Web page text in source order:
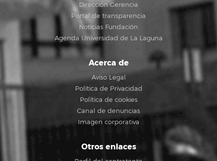
Dirección Gerencia
Portal de transparencia
Noticias Fundación
Agenda Universidad de La Laguna
Acerca de
Aviso Legal
Política de Privacidad
Política de cookies
Canal de denuncias
Imagen corporativa
Otros enlaces